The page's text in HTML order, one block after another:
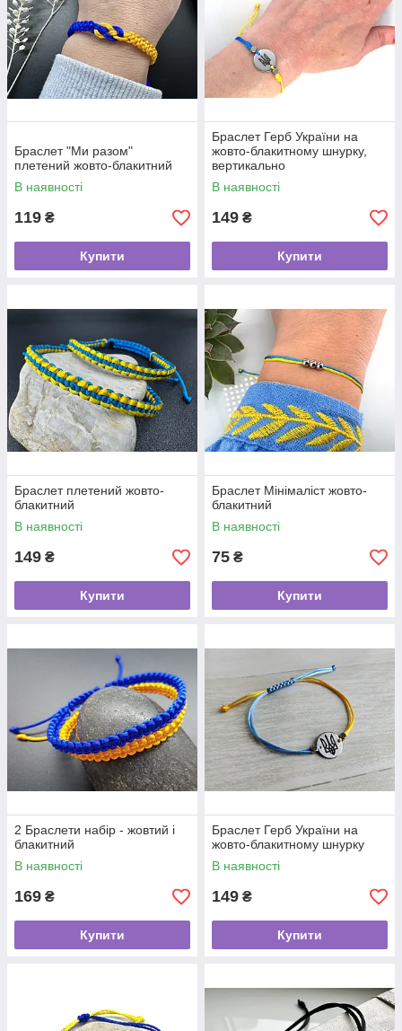
Браслет "Ми разом"
плетений жовто-блакитний
В наявності
119 ₴
Купити
Браслет Герб України на
жовто-блакитному шнурку,
вертикально
В наявності
149 ₴
Купити
Браслет плетений жовто-
блакитний
В наявності
149 ₴
Купити
Браслет Мінімаліст жовто-
блакитний
В наявності
75 ₴
Купити
2 Браслети набір - жовтий і
блакитний
В наявності
169 ₴
Купити
Браслет Герб України на
жовто-блакитному шнурку
В наявності
149 ₴
Купити